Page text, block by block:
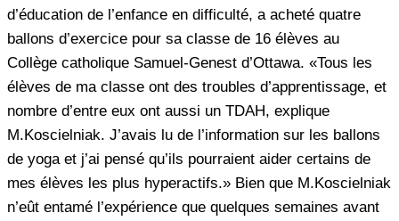
d’éducation de l’enfance en difficulté, a acheté quatre
ballons d’exercice pour sa classe de 16 élèves au
Collège catholique Samuel-Genest d’Ottawa. «Tous les
élèves de ma classe ont des troubles d’apprentissage, et
nombre d’entre eux ont aussi un TDAH, explique
M.Koscielniak. J’avais lu de l’information sur les ballons
de yoga et j’ai pensé qu’ils pourraient aider certains de
mes élèves les plus hyperactifs.» Bien que M.Koscielniak
n’eût entamé l’expérience que quelques semaines avant